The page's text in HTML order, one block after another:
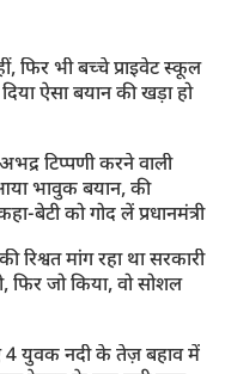
(PoJK) में हिंसा को
का देर रात निधन,
फिर भी बच्चे प्राइवेट स्कूल
ऐसा बयान की खड़ा हो
टिप्पणी करने वाली
भावुक बयान, की
बेटी को गोद लें प्रधानमंत्री
रिश्वत मांग रहा था सरकारी
फिर जो किया, वो सोशल
4 युवक नदी के तेज़ बहाव में